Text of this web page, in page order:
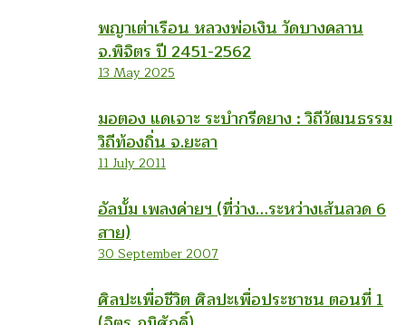
พญาเต่าเรือน หลวงพ่อเงิน วัดบางคลาน
จ.พิจิตร ปี 2451-2562
13 May 2025
มอตอง แดเจาะ ระบำกรีดยาง : วิถีวัฒนธรรม
วิถีท้องถิ่น จ.ยะลา
11 July 2011
อัลบั้ม เพลงค่ายฯ (ที่ว่าง…ระหว่างเส้นลวด 6
สาย)
30 September 2007
ศิลปะเพื่อชีวิต ศิลปะเพื่อประชาชน ตอนที่ 1